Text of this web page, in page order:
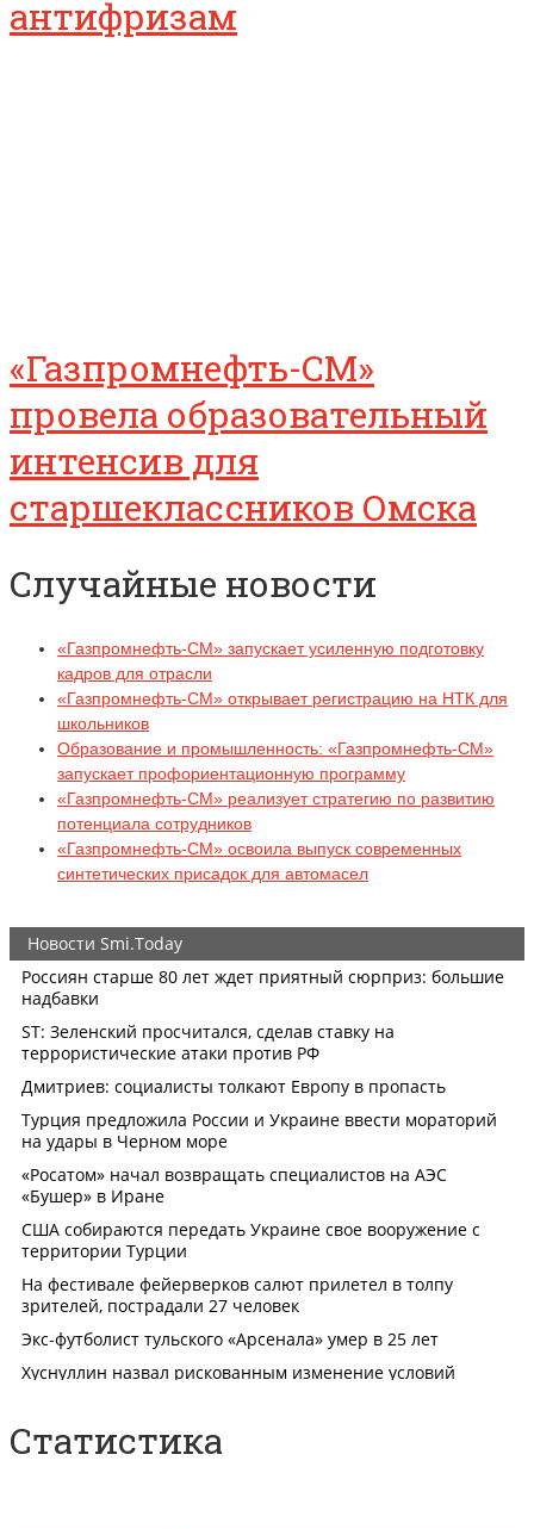
антифризам
«Газпромнефть-СМ»
провела образовательный
интенсив для
старшеклассников Омска
Случайные новости
«Газпромнефть-СМ» запускает усиленную подготовку
кадров для отрасли
«Газпромнефть-СМ» открывает регистрацию на НТК для
школьников
Образование и промышленность: «Газпромнефть-СМ»
запускает профориентационную программу
«Газпромнефть-СМ» реализует стратегию по развитию
потенциала сотрудников
«Газпромнефть-СМ» освоила выпуск современных
синтетических присадок для автомасел
Статистика